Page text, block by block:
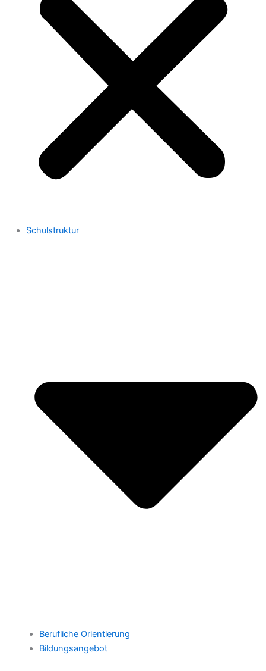
Schulstruktur
Berufliche Orientierung
Bildungsangebot